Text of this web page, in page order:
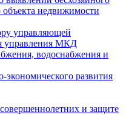
объекта недвижимости
управляющей
управления МКД
водоснабжения и
экономического развития
и защите